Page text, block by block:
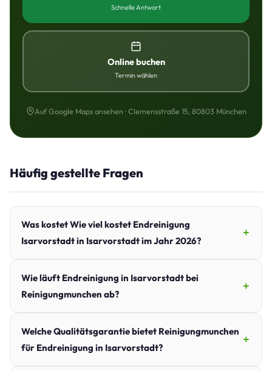
Schnelle Antwort
Online buchen
Termin wählen
Auf Google Maps ansehen · Clemensstraße 15, 80803 München
Häufig gestellte Fragen
Was kostet Wie viel kostet Endreinigung
Isarvorstadt in Isarvorstadt im Jahr 2026?
Wie läuft Endreinigung in Isarvorstadt bei
Reinigungmunchen ab?
Welche Qualitätsgarantie bietet Reinigungmunchen
für Endreinigung in Isarvorstadt?